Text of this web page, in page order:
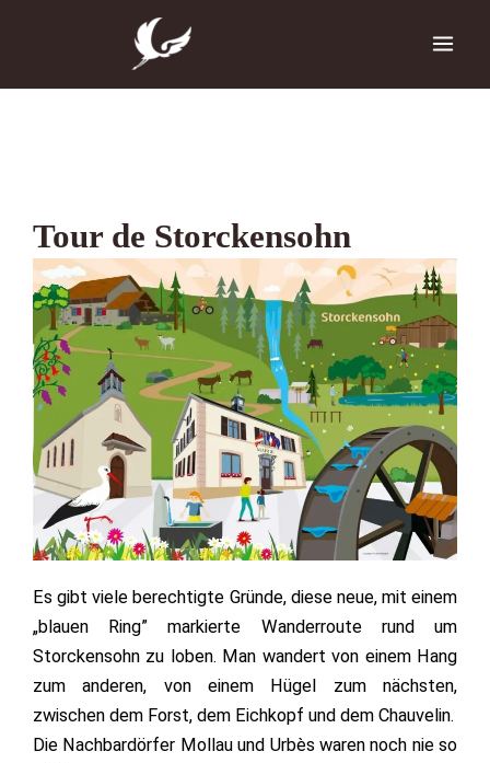
Tour de Storckensohn
Es gibt viele berechtigte Gründe, diese neue, mit einem
„blauen Ring” markierte Wanderroute rund um
Storckensohn zu loben. Man wandert von einem Hang
zum anderen, von einem Hügel zum nächsten,
zwischen dem Forst, dem Eichkopf und dem Chauvelin.
Die Nachbardörfer Mollau und Urbès waren noch nie so